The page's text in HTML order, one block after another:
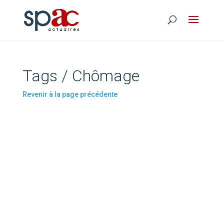
Tags / Chômage
Revenir à la page précédente